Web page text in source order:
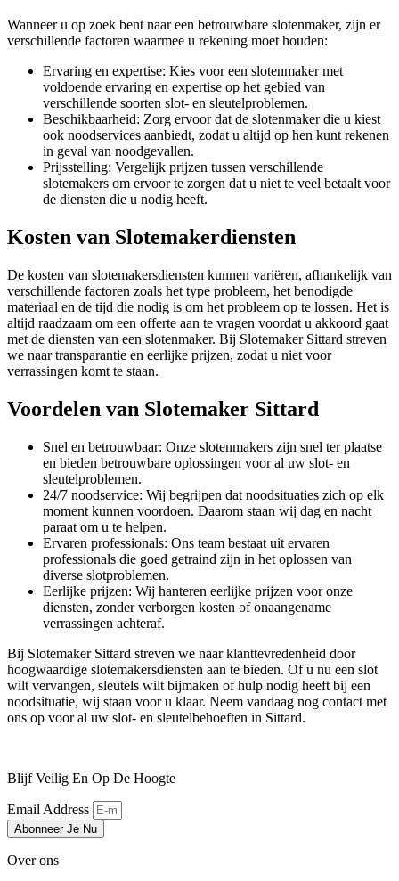
Wanneer u op zoek bent naar een betrouwbare slotenmaker, zijn er
verschillende factoren waarmee u rekening moet houden:
Ervaring en expertise: Kies voor een slotenmaker met
voldoende ervaring en expertise op het gebied van
verschillende soorten slot- en sleutelproblemen.
Beschikbaarheid: Zorg ervoor dat de slotenmaker die u kiest
ook noodservices aanbiedt, zodat u altijd op hen kunt rekenen
in geval van noodgevallen.
Prijsstelling: Vergelijk prijzen tussen verschillende
slotemakers om ervoor te zorgen dat u niet te veel betaalt voor
de diensten die u nodig heeft.
Kosten van Slotemakerdiensten
De kosten van slotemakersdiensten kunnen variëren, afhankelijk van
verschillende factoren zoals het type probleem, het benodigde
materiaal en de tijd die nodig is om het probleem op te lossen. Het is
altijd raadzaam om een offerte aan te vragen voordat u akkoord gaat
met de diensten van een slotenmaker. Bij Slotemaker Sittard streven
we naar transparantie en eerlijke prijzen, zodat u niet voor
verrassingen komt te staan.
Voordelen van Slotemaker Sittard
Snel en betrouwbaar: Onze slotenmakers zijn snel ter plaatse
en bieden betrouwbare oplossingen voor al uw slot- en
sleutelproblemen.
24/7 noodservice: Wij begrijpen dat noodsituaties zich op elk
moment kunnen voordoen. Daarom staan wij dag en nacht
paraat om u te helpen.
Ervaren professionals: Ons team bestaat uit ervaren
professionals die goed getraind zijn in het oplossen van
diverse slotproblemen.
Eerlijke prijzen: Wij hanteren eerlijke prijzen voor onze
diensten, zonder verborgen kosten of onaangename
verrassingen achteraf.
Bij Slotemaker Sittard streven we naar klanttevredenheid door
hoogwaardige slotemakersdiensten aan te bieden. Of u nu een slot
wilt vervangen, sleutels wilt bijmaken of hulp nodig heeft bij een
noodsituatie, wij staan voor u klaar. Neem vandaag nog contact met
ons op voor al uw slot- en sleutelbehoeften in Sittard.
Blijf Veilig En Op De Hoogte
Email Address
Abonneer Je Nu
Over ons